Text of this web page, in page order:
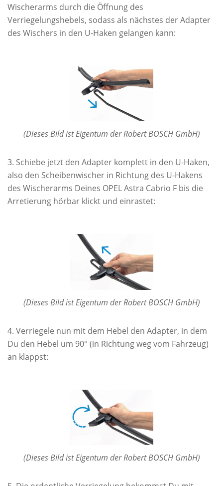
Wischerarms durch die Öffnung des
Verriegelungshebels, sodass als nächstes der Adapter
des Wischers in den U-Haken gelangen kann:
(Dieses Bild ist Eigentum der Robert BOSCH GmbH)
Schiebe jetzt den Adapter komplett in den U-Haken,
also den Scheibenwischer in Richtung des U-Hakens
des Wischerarms Deines OPEL Astra Cabrio F bis die
Arretierung hörbar klickt und einrastet:
(Dieses Bild ist Eigentum der Robert BOSCH GmbH)
Verriegele nun mit dem Hebel den Adapter, in dem
Du den Hebel um 90° (in Richtung weg vom Fahrzeug)
an klappst:
(Dieses Bild ist Eigentum der Robert BOSCH GmbH)